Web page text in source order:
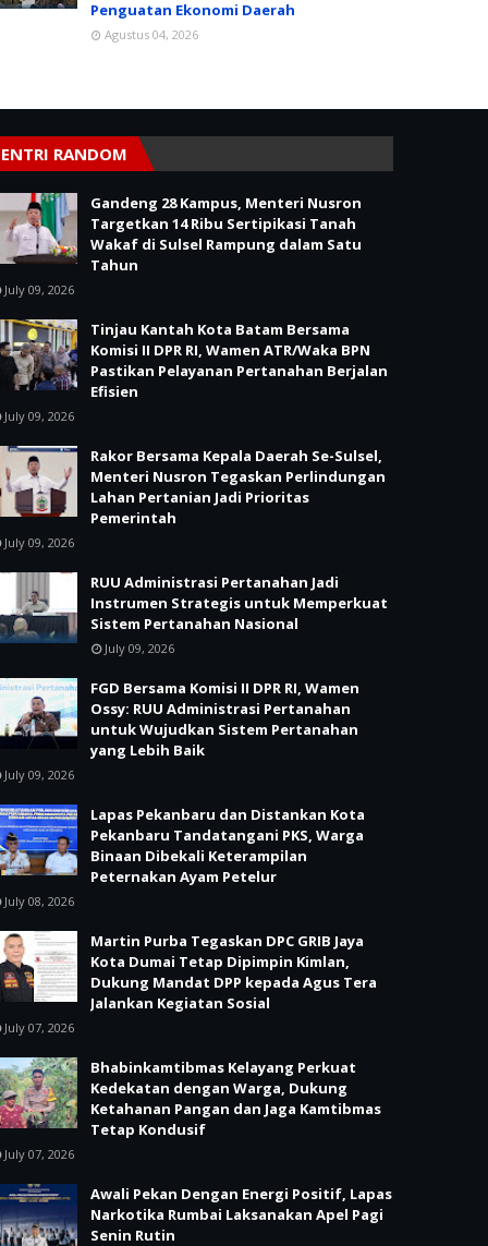
Penguatan Ekonomi Daerah
Agustus 04, 2026
ENTRI RANDOM
Gandeng 28 Kampus, Menteri Nusron
Targetkan 14 Ribu Sertipikasi Tanah
Wakaf di Sulsel Rampung dalam Satu
Tahun
July 09, 2026
Tinjau Kantah Kota Batam Bersama
Komisi II DPR RI, Wamen ATR/Waka BPN
Pastikan Pelayanan Pertanahan Berjalan
Efisien
July 09, 2026
Rakor Bersama Kepala Daerah Se-Sulsel,
Menteri Nusron Tegaskan Perlindungan
Lahan Pertanian Jadi Prioritas
Pemerintah
July 09, 2026
RUU Administrasi Pertanahan Jadi
Instrumen Strategis untuk Memperkuat
Sistem Pertanahan Nasional
July 09, 2026
FGD Bersama Komisi II DPR RI, Wamen
Ossy: RUU Administrasi Pertanahan
untuk Wujudkan Sistem Pertanahan
yang Lebih Baik
July 09, 2026
Lapas Pekanbaru dan Distankan Kota
Pekanbaru Tandatangani PKS, Warga
Binaan Dibekali Keterampilan
Peternakan Ayam Petelur
July 08, 2026
Martin Purba Tegaskan DPC GRIB Jaya
Kota Dumai Tetap Dipimpin Kimlan,
Dukung Mandat DPP kepada Agus Tera
Jalankan Kegiatan Sosial
July 07, 2026
Bhabinkamtibmas Kelayang Perkuat
Kedekatan dengan Warga, Dukung
Ketahanan Pangan dan Jaga Kamtibmas
Tetap Kondusif
July 07, 2026
Awali Pekan Dengan Energi Positif, Lapas
Narkotika Rumbai Laksanakan Apel Pagi
Senin Rutin